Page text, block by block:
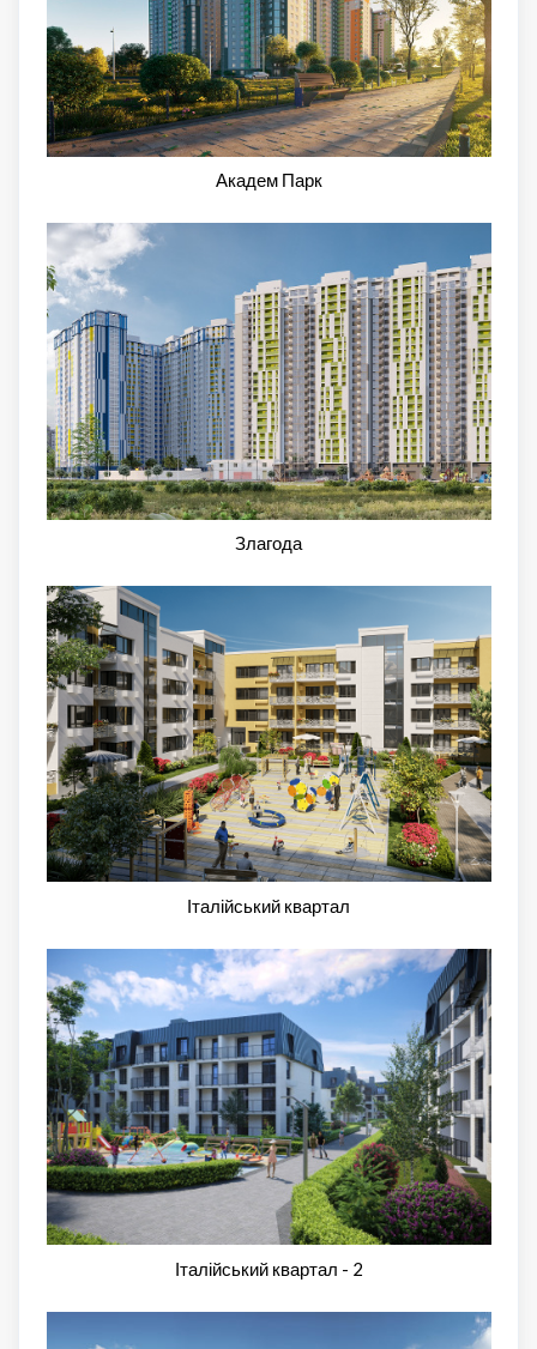
Академ Парк
Злагода
Італійський квартал
Італійський квартал - 2